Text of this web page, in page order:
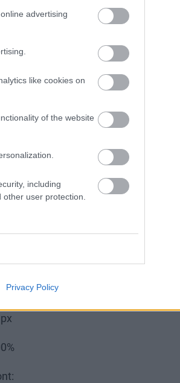
advertising
like cookies on
of the website
including
user protection.
Privacy Policy